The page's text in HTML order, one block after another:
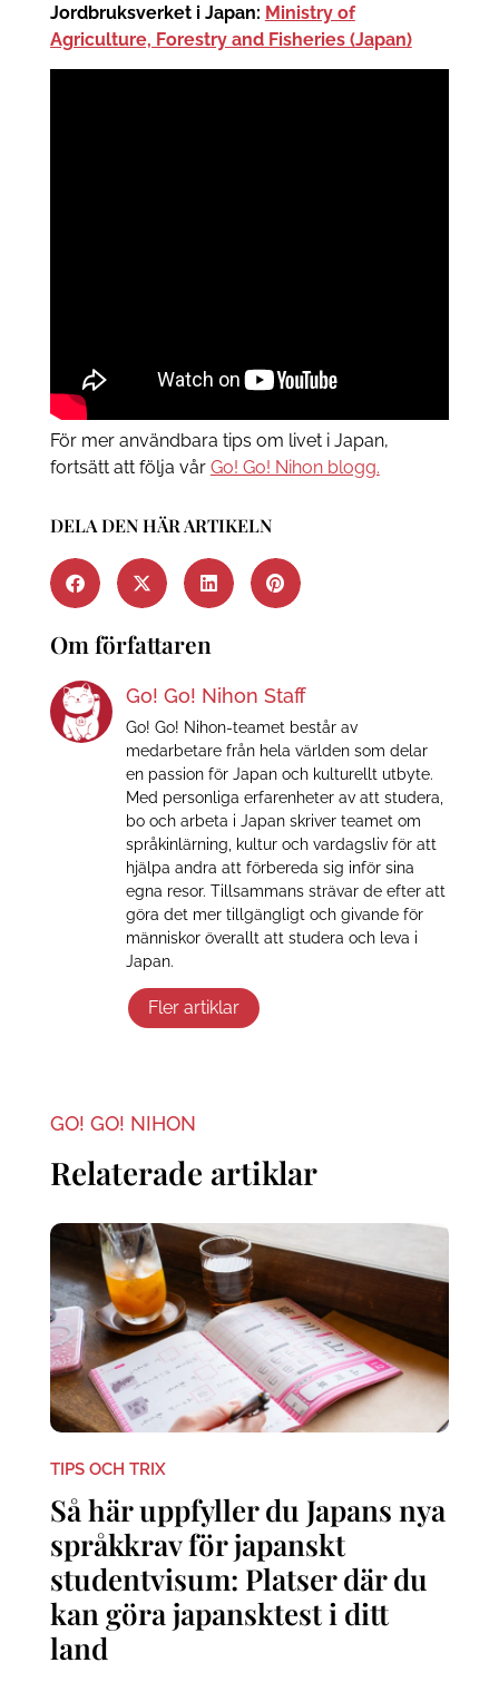
Jordbruksverket i Japan: Ministry of
Agriculture, Forestry and Fisheries (Japan)
För mer användbara tips om livet i Japan,
fortsätt att följa vår Go! Go! Nihon blogg.
DELA DEN HÄR ARTIKELN
Om författaren
Go! Go! Nihon Staff
Go! Go! Nihon-teamet består av
medarbetare från hela världen som delar
en passion för Japan och kulturellt utbyte.
Med personliga erfarenheter av att studera,
bo och arbeta i Japan skriver teamet om
språkinlärning, kultur och vardagsliv för att
hjälpa andra att förbereda sig inför sina
egna resor. Tillsammans strävar de efter att
göra det mer tillgängligt och givande för
människor överallt att studera och leva i
Japan.
Fler artiklar
GO! GO! NIHON
Relaterade artiklar
TIPS OCH TRIX
Så här uppfyller du Japans nya
språkkrav för japanskt
studentvisum: Platser där du
kan göra japansktest i ditt
land